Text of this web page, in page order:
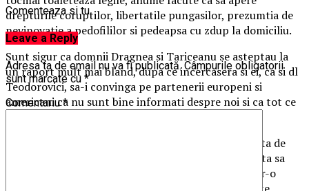
drepturile coruptilor, libertatile pungasilor, prezumtia de
nevinovatie a pedofililor si pedeapsa cu zdup la domiciliu.
Sunt sigur ca domnii Dragnea si Tariceanu se asteptau la
un raport mult mai bland, dupa ce incercasera si ei, ca si dl
Teodorovici, sa-i convinga pe partenerii europeni si
americani ca nu sunt bine informati despre noi si ca tot ce
In opinia mea, invitatia la o discutie punctuala facuta de
domnii Dragnea si Tariceanu este o smecherie menita sa
atraga partenerii intr-o capcana. Ce specialisti dintr-o
Comenteaza si tu
Leave a Reply
Adresa ta de email nu va fi publicată. Câmpurile obligatorii
sunt marcate cu *
Comentariu*